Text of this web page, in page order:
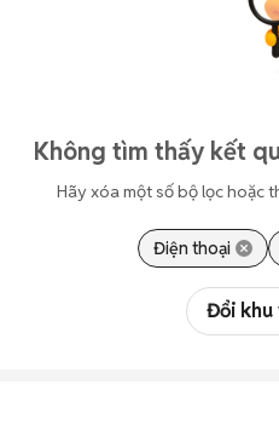
Không tìm thấy kết
Hãy xóa một số bộ lọc hoặc
Điện thoại
Đổi khu